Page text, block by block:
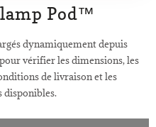
Pod™
dynamiquement depuis
vérifier les dimensions, les
de livraison et les